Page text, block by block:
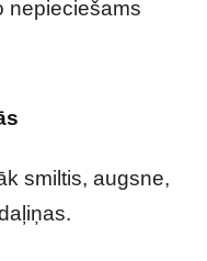
nepieciešams
smiltis, augsne,